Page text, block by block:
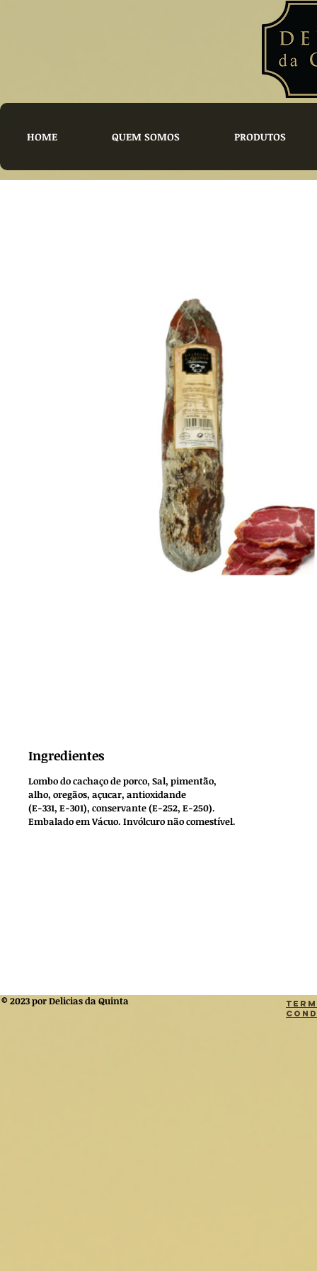
HOME QUEM SOMOS PRODUTOS
Ingredientes
Lombo do cachaço de porco, Sal, pimentão,
alho, oregãos, açucar, antioxidande
(E-331, E-301), conservante (E-252, E-250).
Embalado em Vácuo. Invólcuro não comestível.
© 2023 por Delicias da Quinta